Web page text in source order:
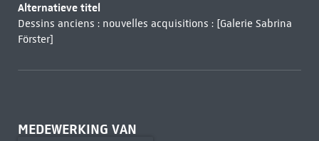
Alternatieve titel
Dessins anciens : nouvelles acquisitions : [Galerie Sabrina
Förster]
MEDEWERKING VAN